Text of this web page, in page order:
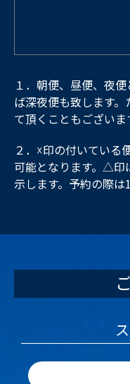
１．朝便、昼便、夜
ば深夜便も致します
て頂くこともございま
２．☓印の付いている
可能となります。△印
示します。予約の際は